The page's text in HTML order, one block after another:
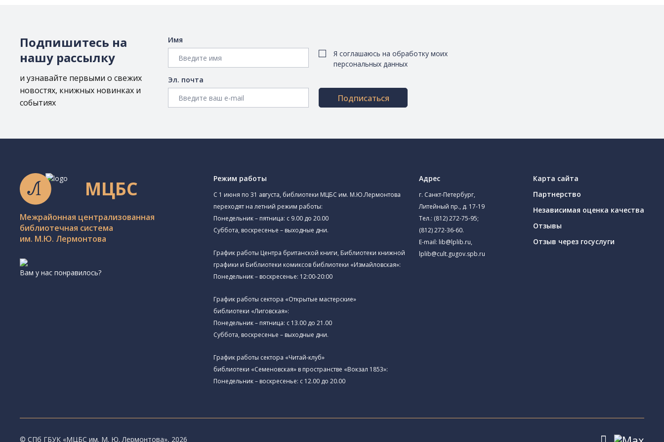
Подпишитесь на
нашу рассылку
и узнавайте первыми о свежих
новостях, книжных новинках и
событиях
Имя
Эл. почта
Я соглашаюсь на обработку моих
персональных данных
Подписаться
МЦБС
Межрайонная централизованная
библиотечная система
им. М.Ю. Лермонтова
Вам у нас понравилось?
Режим работы
C 1 июня по 31 августа, библиотеки МЦБС им. М.Ю.Лермонтова
переходят на летний режим работы:
Понедельник – пятница: с 9.00 до 20.00
Суббота, воскресенье – выходные дни.
График работы Центра британской книги, Библиотеки книжной
графики и Библиотеки комиксов библиотеки «Измайловская»:
Понедельник – воскресенье: 12:00-20:00
График работы сектора «Открытые мастерские»
библиотеки «Лиговская»:
Понедельник – пятница: с 13.00 до 21.00⁠
Суббота, воскресенье – выходные дни.
График работы сектора «Читай-клуб»
библиотеки «Семеновская» в пространстве «Вокзал 1853»:
Понедельник – воскресенье: с 12.00 до 20.00
Адрес
г. Санкт-Петербург,
Литейный пр., д. 17-19
Тел.: (812) 272-75-95;
(812) 272-36-60.
E-mail: lib@lplib.ru,
lplib@cult.gugov.spb.ru
Карта сайта
Партнерство
Независимая оценка качества
Отзывы
Отзыв через госуслуги
© CПб ГБУК «МЦБС им. М. Ю. Лермонтова», 2026